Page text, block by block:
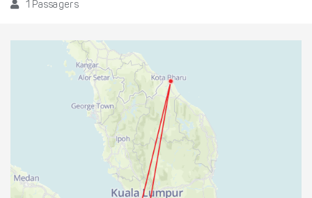
1 Passagers